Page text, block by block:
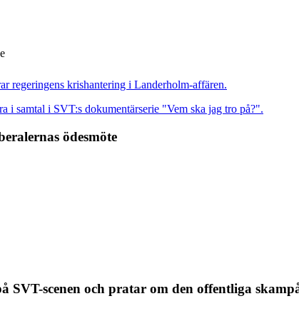
ödesmöte
SVT-scenen och pratar om den offentliga